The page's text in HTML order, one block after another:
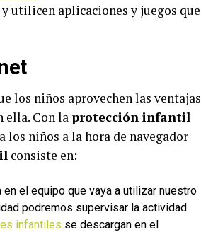
y utilicen aplicaciones y juegos que
los niños aprovechen las ventajas
ella. Con la protección infantil
los niños a la hora de navegador
consiste en:
el equipo que vaya a utilizar nuestro
podremos supervisar la actividad
infantiles se descargan en el